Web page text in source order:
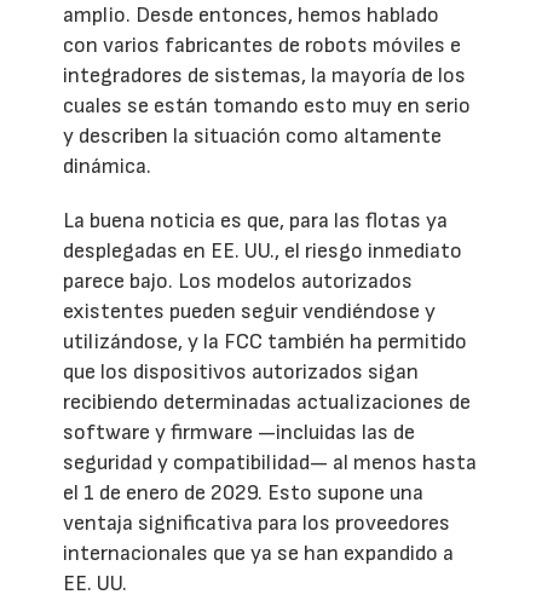
amplio. Desde entonces, hemos hablado
con varios fabricantes de robots móviles e
integradores de sistemas, la mayoría de los
cuales se están tomando esto muy en serio
y describen la situación como altamente
dinámica.
La buena noticia es que, para las flotas ya
desplegadas en EE. UU., el riesgo inmediato
parece bajo. Los modelos autorizados
existentes pueden seguir vendiéndose y
utilizándose, y la FCC también ha permitido
que los dispositivos autorizados sigan
recibiendo determinadas actualizaciones de
software y firmware —incluidas las de
seguridad y compatibilidad— al menos hasta
el 1 de enero de 2029. Esto supone una
ventaja significativa para los proveedores
internacionales que ya se han expandido a
EE. UU.